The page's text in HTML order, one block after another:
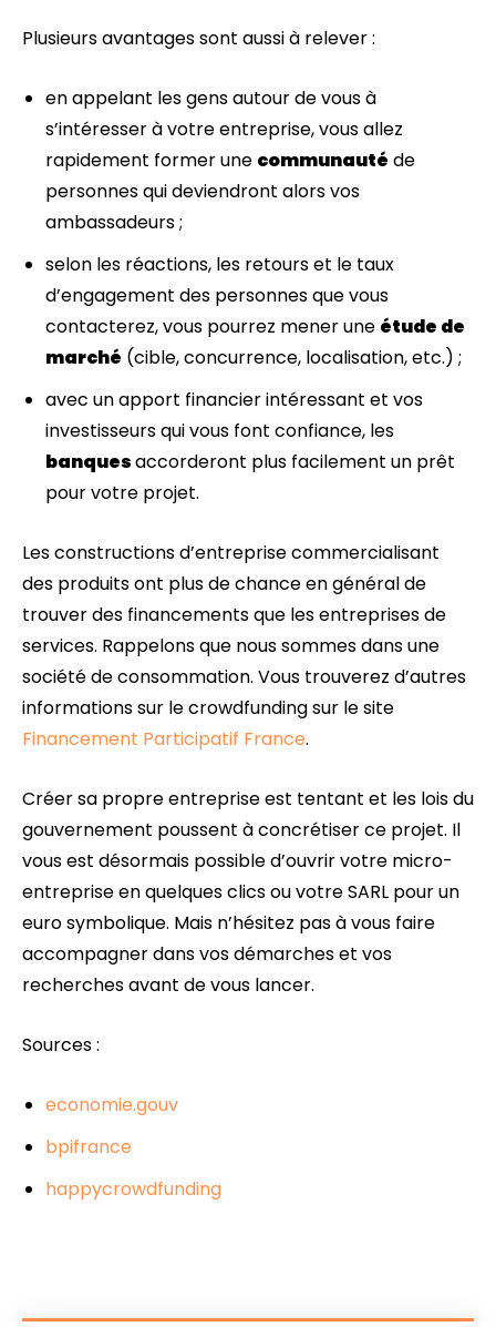
Plusieurs avantages sont aussi à relever :
en appelant les gens autour de vous à
s’intéresser à votre entreprise, vous allez
rapidement former une communauté de
personnes qui deviendront alors vos
ambassadeurs ;
selon les réactions, les retours et le taux
d’engagement des personnes que vous
contacterez, vous pourrez mener une étude de
marché (cible, concurrence, localisation, etc.) ;
avec un apport financier intéressant et vos
investisseurs qui vous font confiance, les
banquesaccorderont plus facilement un prêt
pour votre projet.
Les constructions d’entreprise commercialisant
des produits ont plus de chance en général de
trouver des financements que les entreprises de
services. Rappelons que nous sommes dans une
société de consommation. Vous trouverez d’autres
informations sur le crowdfunding sur le site
Financement Participatif France.
Créer sa propre entreprise est tentant et les lois du
gouvernement poussent à concrétiser ce projet. Il
vous est désormais possible d’ouvrir votre micro-
entreprise en quelques clics ou votre SARL pour un
euro symbolique. Mais n’hésitez pas à vous faire
accompagner dans vos démarches et vos
recherches avant de vous lancer.
Sources :
economie.gouv
bpifrance
happycrowdfunding